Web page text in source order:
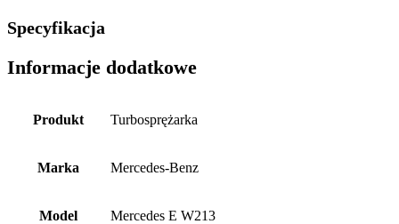
Specyfikacja
Informacje dodatkowe
Produkt Turbosprężarka
Marka Mercedes-Benz
Model Mercedes E W213